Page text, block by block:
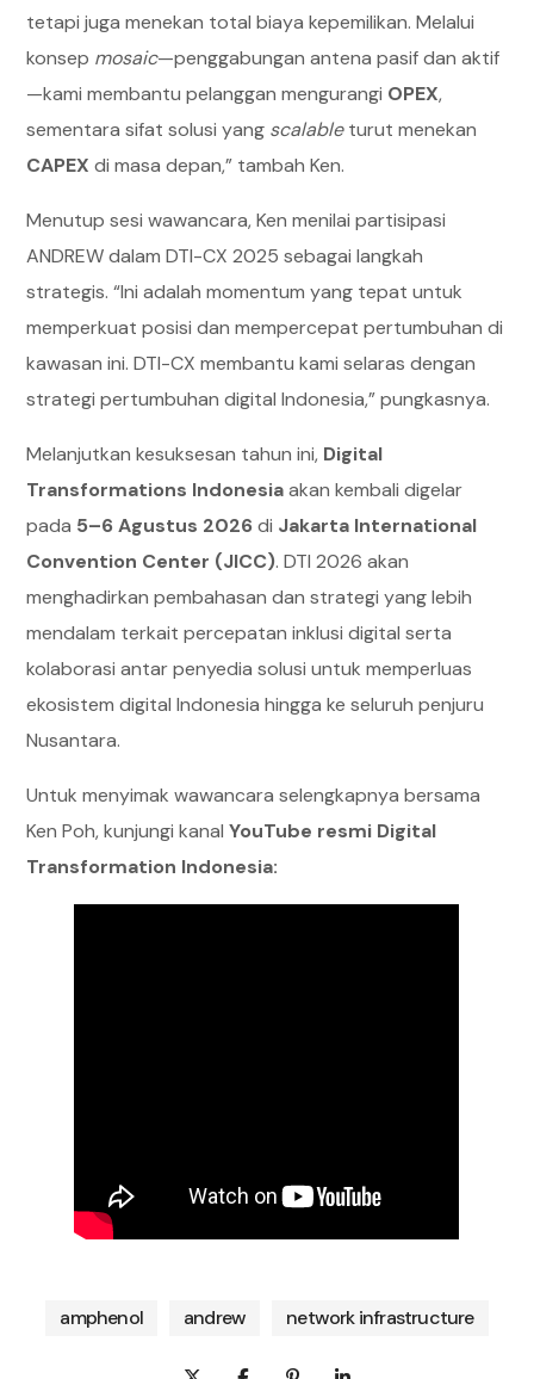
tetapi juga menekan total biaya kepemilikan. Melalui
konsep mosaic—penggabungan antena pasif dan aktif
—kami membantu pelanggan mengurangi OPEX,
sementara sifat solusi yang scalableturut menekan
CAPEX di masa depan,” tambah Ken.
Menutup sesi wawancara, Ken menilai partisipasi
ANDREW dalam DTI-CX 2025 sebagai langkah
strategis. “Ini adalah momentum yang tepat untuk
memperkuat posisi dan mempercepat pertumbuhan di
kawasan ini. DTI-CX membantu kami selaras dengan
strategi pertumbuhan digital Indonesia,” pungkasnya.
Melanjutkan kesuksesan tahun ini, Digital
Transformations Indonesiaakan kembali digelar
pada 5–6 Agustus 2026di Jakarta International
Convention Center (JICC). DTI 2026 akan
menghadirkan pembahasan dan strategi yang lebih
mendalam terkait percepatan inklusi digital serta
kolaborasi antar penyedia solusi untuk memperluas
ekosistem digital Indonesia hingga ke seluruh penjuru
Nusantara.
Untuk menyimak wawancara selengkapnya bersama
Ken Poh, kunjungi kanalYouTube resmi Digital
Transformation Indonesia:
amphenol andrew network infrastructure